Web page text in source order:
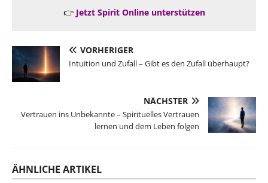
👉 Jetzt Spirit Online unterstützen
VORHERIGER
Intuition und Zufall – Gibt es den Zufall überhaupt?
NÄCHSTER
Vertrauen ins Unbekannte – Spirituelles Vertrauen
lernen und dem Leben folgen
ÄHNLICHE ARTIKEL